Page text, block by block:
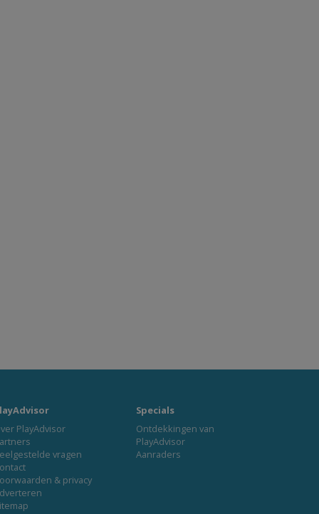
PlayAdvisor
vragen
& privacy
Specials
Ontdekkingen van
PlayAdvisor
Aanraders